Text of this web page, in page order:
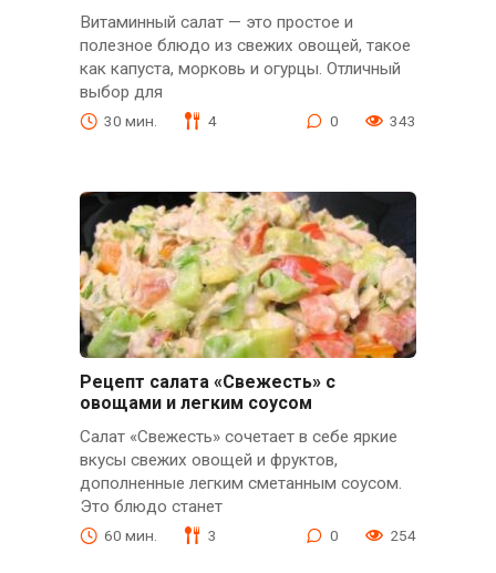
Витаминный салат — это простое и
полезное блюдо из свежих овощей, такое
как капуста, морковь и огурцы. Отличный
выбор для
30 мин. 4 0 343
Рецепт салата «Свежесть» с
овощами и легким соусом
Салат «Свежесть» сочетает в себе яркие
вкусы свежих овощей и фруктов,
дополненные легким сметанным соусом.
Это блюдо станет
60 мин. 3 0 254